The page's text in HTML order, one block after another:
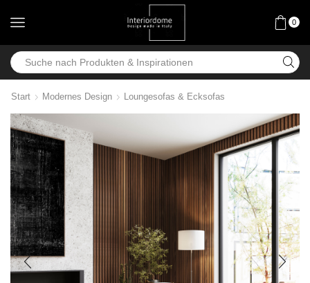
0
Start Modernes Design Loungesofas & Ecksofas